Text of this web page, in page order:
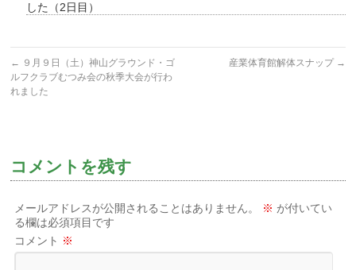
した（2日目）
← ９月９日（土）神山グラウンド・ゴ
ルフクラブむつみ会の秋季大会が行わ
れました
産業体育館解体スナップ →
コメントを残す
メールアドレスが公開されることはありません。 ※ が付いてい
る欄は必須項目です
コメント ※